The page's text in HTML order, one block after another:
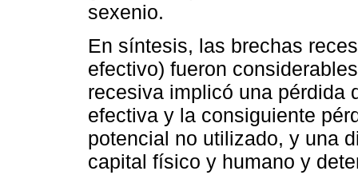
sexenio.
En síntesis, las brechas
efectivo) fueron
recesiva implicó una pérdida
efectiva y la consiguiente
potencial no utilizado, y una
capital físico y humano y